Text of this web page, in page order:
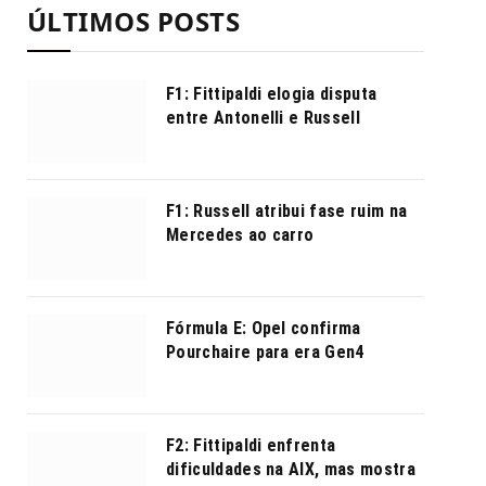
ÚLTIMOS POSTS
F1: Fittipaldi elogia disputa
entre Antonelli e Russell
F1: Russell atribui fase ruim na
Mercedes ao carro
Fórmula E: Opel confirma
Pourchaire para era Gen4
F2: Fittipaldi enfrenta
dificuldades na AIX, mas mostra